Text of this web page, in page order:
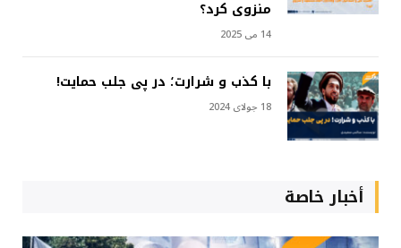
منزوی کرد؟
14 می 2025
با کذب و شرارت؛ در پی جلب حمایت!
18 جولای 2024
أخبار خاصة